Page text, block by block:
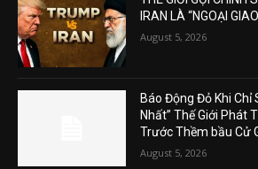
IRAN LÀ “NGOẠI
August 5, 2026
Báo Động Đỏ Khi Chỉ
Nhất” Thế Giới Phát
Trước Thềm bầu Cử
August 5, 2026